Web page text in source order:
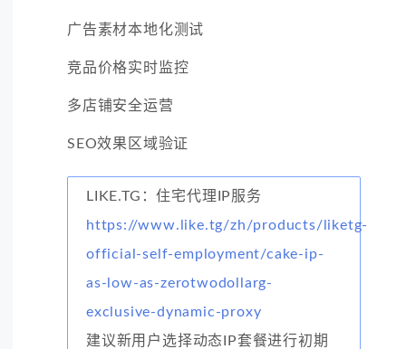
广告素材本地化测试
竞品价格实时监控
多店铺安全运营
SEO效果区域验证
LIKE.TG：住宅代理IP服务
https://www.like.tg/zh/products/liketg-
official-self-employment/cake-ip-
as-low-as-zerotwodollarg-
exclusive-dynamic-proxy
建议新用户选择动态IP套餐进行初期